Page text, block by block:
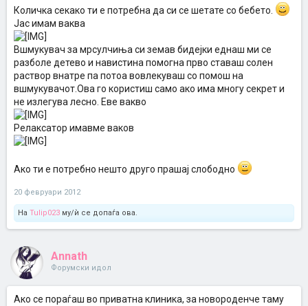
Количка секако ти е потребна да си се шетате со бебето.
Јас имам ваква
Вшмукувач за мрсулчиња си земав бидејки еднаш ми се
разболе детево и навистина помогна прво ставаш солен
раствор внатре па потоа вовлекуваш со помош на
вшмукувачот.Ова го користиш само ако има многу секрет и
не излегува лесно. Еве вакво
Релаксатор имавме ваков
Ако ти е потребно нешто друго прашај слободно
20 февруари 2012
На Tulip023 му/ѝ се допаѓа ова.
Annath
Форумски идол
Ако се пораѓаш во приватна клиника, за новороденче таму